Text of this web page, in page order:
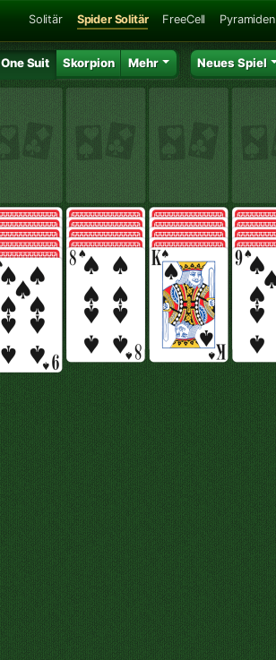
Solitär Spider Solitär FreeCell Pyramiden
One Suit Skorpion Mehr Neues Spiel